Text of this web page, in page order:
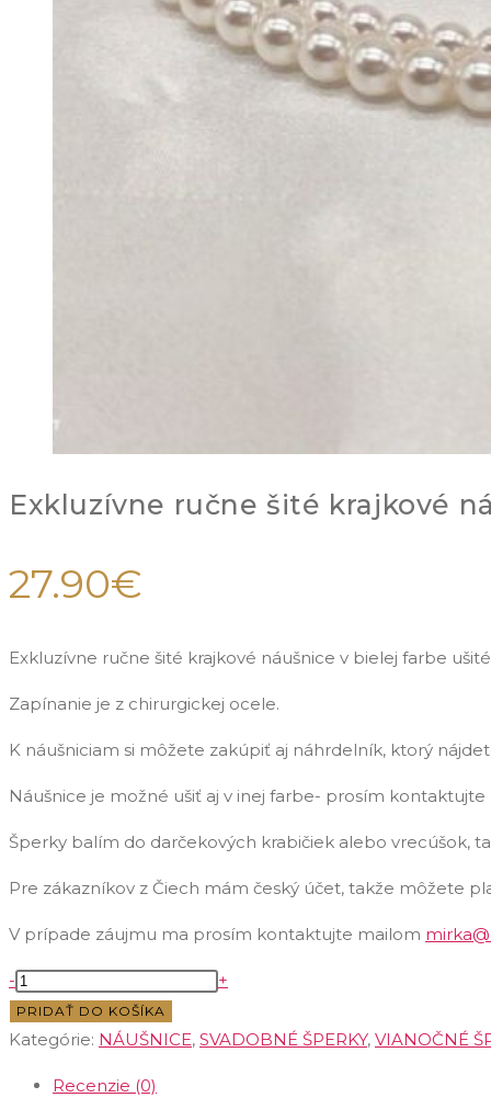
Exkluzívne ručne šité krajkové
27.90€
Exkluzívne ručne šité krajkové náušnice v bielej farbe
Zapínanie je z chirurgickej ocele.
K náušniciam si môžete zakúpiť aj náhrdelník, ktorý
Náušnice je možné ušiť aj v inej farbe- prosím
Šperky balím do darčekových krabičiek alebo vrecúšok,
Pre zákazníkov z Čiech mám český účet, takže môžete
V prípade záujmu ma prosím kontaktujte mailom
množstvo
Exkluzívne
ručne
krajkové
- +
PRIDAŤ DO KOŠÍKA
Kategórie: NÁUŠNICE, SVADOBNÉ ŠPERKY, VIANOČNÉ
Recenzie (0)